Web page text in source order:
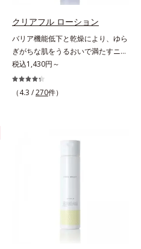
のなさ*6 乾燥による*7 保湿成分*8
ロニセラカエルレア果汁、ノバラエ
明感に満ちた肌へ導く保湿成分*9
メマツヨイグサ抽出液、スイカズラ
エキス配合＝角層のすみずみまで水
分・油分を保ち、ハリ・ツヤを与え
る保湿成分*10 気持ちのこと各商品
おいを逃しやすい男性肌に着目し、
アイテム同士をなじみやすくする
8アイテム分の機能を3ステップに集
約し、よりシンプルなお手入れで、
ハリ・ツヤのある好印象な清潔透明
肌(*1)へ導きます。*1 うるおいによ
る透明感のある肌*2 男性の顔画像
2022年12月22日時点で、科学文献
いて該当文献がないことを確認（ポ
ーラ化成研究所調べ）
クリアフル ローション
バリア機能低下と乾燥により、ゆら
ぎがちな肌をうるおいで満たすニキ
ビ対策化粧水。「ニキビをくり返し
てしまう」「毛穴目立ちが気にな
る」「マスク生活であごや口まわり
「毛穴の目立ち」の両方にWでアプ
ローチする、薬用ニキビ対策スキン
由来成分とコラーゲンが肌をいたわ
能を維持。ニキビができにくい肌を
体をはじめとした5種の整肌成分
(*1)から成る「ナノVCショットカプ
税込1,430円～
（4.3 /270件）